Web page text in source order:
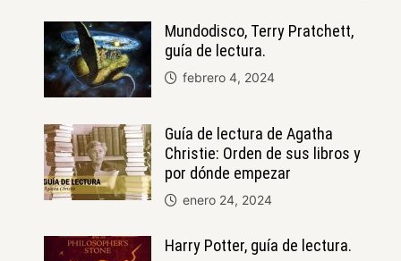
Mundodisco, Terry Pratchett,
guía de lectura.
febrero 4, 2024
Guía de lectura de Agatha
Christie: Orden de sus libros y
por dónde empezar
enero 24, 2024
Harry Potter, guía de lectura.